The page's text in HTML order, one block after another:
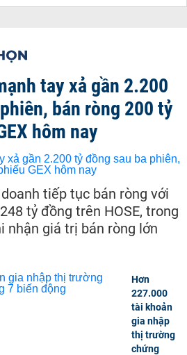
tay xả gần 2.200
bán ròng 200 tỷ
hôm nay
tiếp tục bán ròng với
tỷ đồng trên HOSE, trong
nhận giá trị bán ròng lớn
Hơn
227.000
tài khoản
gia nhập
thị trường
chứng